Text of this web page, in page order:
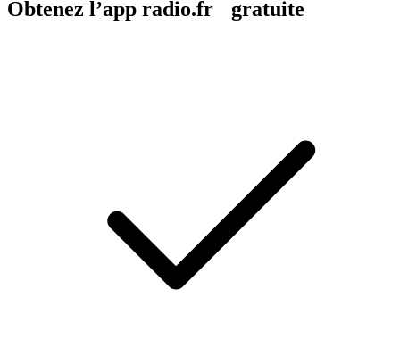
Obtenez l’app radio.fr gratuite